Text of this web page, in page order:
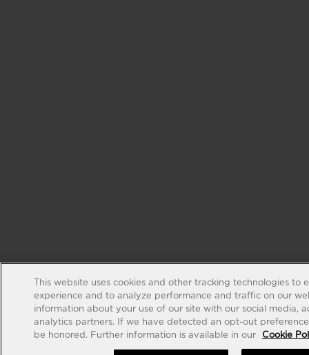
This website uses cookies and other tracking technologies to
experience and to analyze performance and traffic on our
information about your use of our site with our social media,
analytics partners. If we have detected an opt-out
be honored. Further information is available in our
Cookie